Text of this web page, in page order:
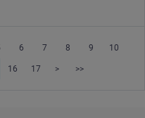
6 7 8 9 10
16 17 > >>